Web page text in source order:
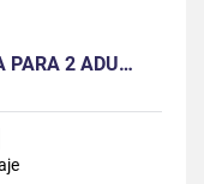
PARA 2 ADU…